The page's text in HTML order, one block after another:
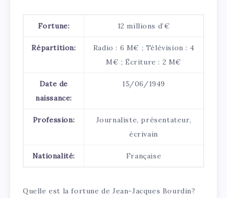
Fortune: 12 millions d’€
Répartition:
Radio : 6 M€ ; Télévision : 4
M€ ; Écriture : 2 M€
Date de
naissance:
15/06/1949
Profession:
Journaliste, présentateur,
écrivain
Nationalité: Française
Quelle est la fortune de Jean-Jacques Bourdin?